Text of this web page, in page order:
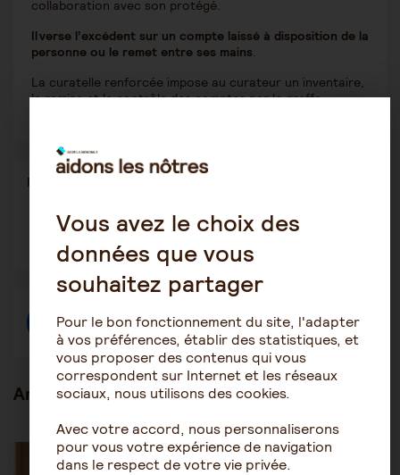
collaboration avec son protégé.
Il verse l’excédent sur un compte laissé à disposition de la
personne ou le remet entre ses mains.
La curatelle renforcée impose au curateur un inventaire,
la remise et le contrôle des comptes par le greffe.
Partager l'article
contenu
Ouvrir
dans
une
fenêtre
Ouvrir
une
autre
fenêtre
Ouvrir
une
fenêtre
Créer une discussion à propos de l'article
Articles en lien
Les mesures de protection juridique Tutelle-Curatelle
Vous avez le choix des
données que vous
souhaitez partager
Pour le bon fonctionnement du site, l'adapter
à vos préférences, établir des statistiques, et
vous proposer des contenus qui vous
correspondent sur Internet et les réseaux
sociaux, nous utilisons des cookies.
Avec votre accord, nous personnaliserons
pour vous votre expérience de navigation
dans le respect de votre vie privée.